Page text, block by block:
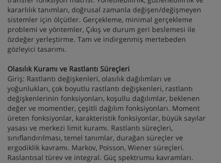
kararlılık tanımları, doğrusal zamanla değişen/değişmeyen
sistemler için ölçütler. Gerçekleme, minimal gerçekleme
problemi ve yöntemler, Çıkış ve durum geri beslemesi ile
özdeğer yerleştirme. Tam ve indirgenmiş mertebeden
gözleyici tasarımı.
Olasılık Kuramı ve Rastlantı Süreçleri
Giriş: Rastlantı değişkenleri, olasılık dağılımları ve
yoğunlukları, çok boyutlu rastlantı değişkenleri, rastlantı
değişkenlerinin fonksiyonları, koşullu dağılımlar, beklenen
değer ve momentler, çeşitli dağılım fonksiyonları. Moment
üreten fonksiyonlar, karakteristik fonksiyonlar, büyük sayılar
yasası ve merkezi limit kuramı. Rastlantı süreçleri,
sınıflandırılması, temel tanımlar, durağan süreçler ve
ergodiklik kavramı. Markov, Poisson, Wiener süreçleri.
Raslantısal türev ve integral. Güç spektrumu kavramları.